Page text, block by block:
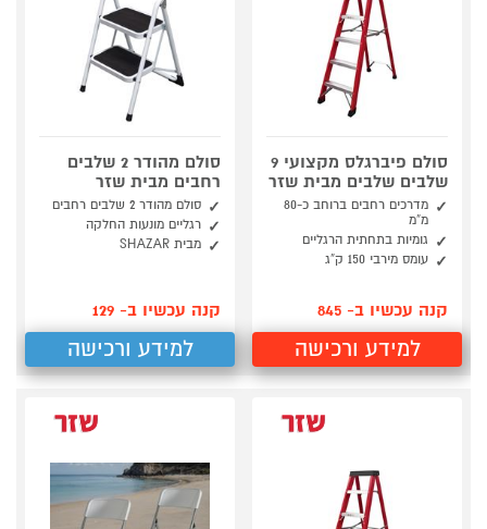
סולם פיברגלס מקצועי 9
שלבים שלבים מבית שזר
מדרכים רחבים ברוחב כ-80
מ”מ
גומיות בתחתית הרגליים
עומס מירבי 150 ק”ג
קנה עכשיו ב- 845
למידע ורכישה
סולם מהודר 2 שלבים
רחבים מבית שזר
סולם מהודר 2 שלבים רחבים
רגליים מונעות החלקה
מבית SHAZAR
קנה עכשיו ב- 129
למידע ורכישה